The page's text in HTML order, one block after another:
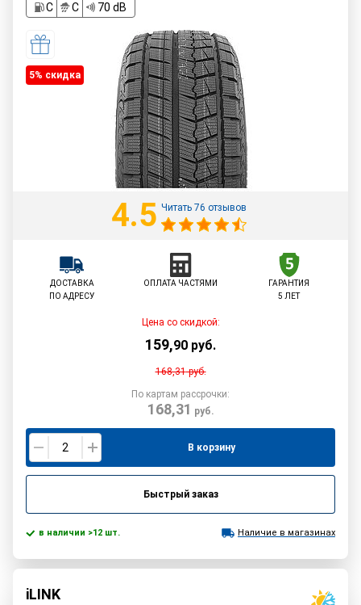
C
C 70 dB
5% cкидка
4.5 Читать 76 отзывов
ДОСТАВКА
ПО АДРЕСУ
ОПЛАТА ЧАСТЯМИ
ГАРАНТИЯ
5 ЛЕТ
Цена со скидкой:
159,90 руб.
168,31руб.
По картам рассрочки:
168,31 руб.
В корзину
Быстрый заказ
в наличии >12 шт. Наличие в магазинах
iLINK